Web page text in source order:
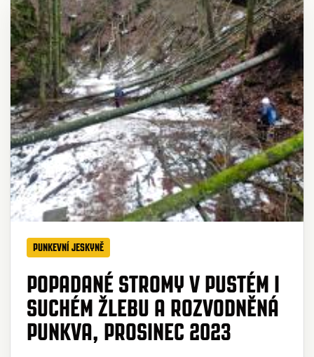
PUNKEVNÍ JESKYNĚ
POPADANÉ STROMY V PUSTÉM I
SUCHÉM ŽLEBU A ROZVODNĚNÁ
PUNKVA, PROSINEC 2023